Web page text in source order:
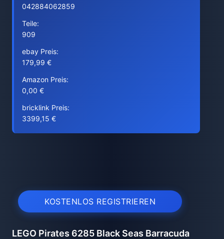
042884062859
Teile:
909
ebay Preis:
179,99 €
Amazon Preis:
0,00 €
bricklink Preis:
3399,15 €
KOSTENLOS REGISTRIEREN
LEGO Pirates 6285 Black Seas Barracuda